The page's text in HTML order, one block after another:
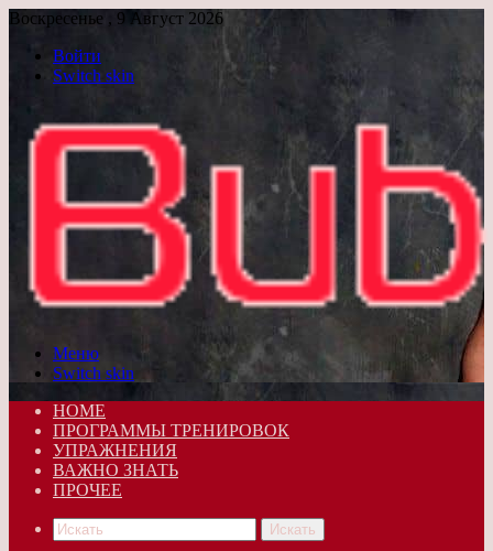
Воскресенье , 9 Август 2026
Войти
Switch skin
Меню
Switch skin
HOME
ПРОГРАММЫ ТРЕНИРОВОК
УПРАЖНЕНИЯ
ВАЖНО ЗНАТЬ
ПРОЧЕЕ
Искать